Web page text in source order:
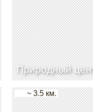
Природный
~ 3.5 км.